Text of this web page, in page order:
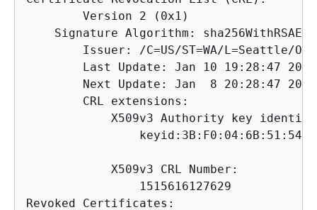
        Version 2 (0x1)
Signature Algorithm:
Issuer: /C=US/ST=WA/L=Seattle/
Last Update: Jan 10 19:28:47
Next Update: Jan  8 20:28:47
        CRL extensions:
X509v3 Authority key
            X509v3 CRL Number:
                1515616127629
Revoked Certificates: